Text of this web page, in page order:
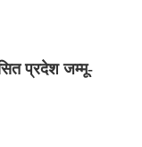
प्रदेश जम्मू-